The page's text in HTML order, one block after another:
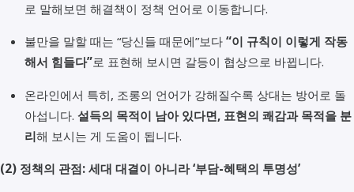
로 말해보면 해결책이 정책 언어로 이동합니다.
불만을 말할 때는 “당신들 때문에”보다 “이 규칙이 이렇게 작동
해서 힘들다”로 표현해 보시면 갈등이 협상으로 바뀝니다.
온라인에서 특히, 조롱의 언어가 강해질수록 상대는 방어로 돌
아섭니다. 설득의 목적이 남아 있다면, 표현의 쾌감과 목적을 분
리해 보시는 게 도움이 됩니다.
(2) 정책의 관점: 세대 대결이 아니라 ‘부담-혜택의 투명성’